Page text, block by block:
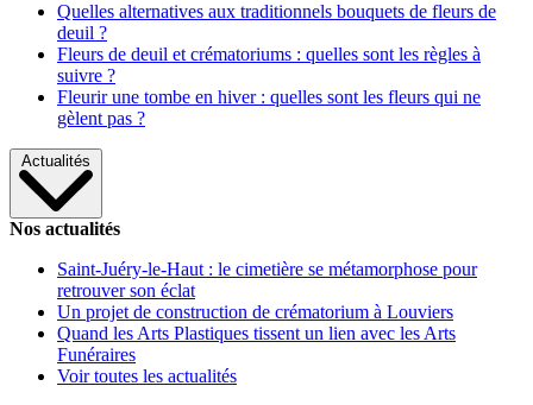
Quelles alternatives aux traditionnels bouquets de fleurs de
deuil ?
Fleurs de deuil et crématoriums : quelles sont les règles à
suivre ?
Fleurir une tombe en hiver : quelles sont les fleurs qui ne
gèlent pas ?
Actualités
Nos actualités
Saint-Juéry-le-Haut : le cimetière se métamorphose pour
retrouver son éclat
Un projet de construction de crématorium à Louviers
Quand les Arts Plastiques tissent un lien avec les Arts
Funéraires
Voir toutes les actualités